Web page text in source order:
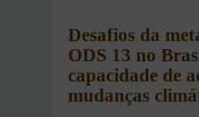
Desafios da
ODS 13 no
capacidade de
mudanças